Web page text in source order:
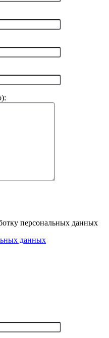
персональных данных
данных